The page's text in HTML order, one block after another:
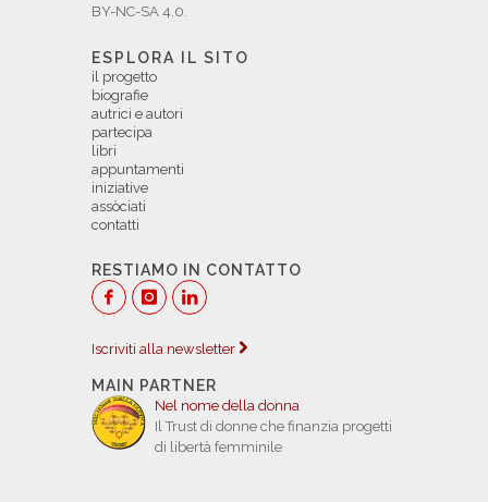
BY-NC-SA 4.0.
ESPLORA IL SITO
il progetto
biografie
autrici e autori
partecipa
libri
appuntamenti
iniziative
assòciati
contatti
RESTIAMO IN CONTATTO
Iscriviti alla newsletter
MAIN PARTNER
Nel nome della donna
Il Trust di donne che finanzia progetti
di libertà femminile